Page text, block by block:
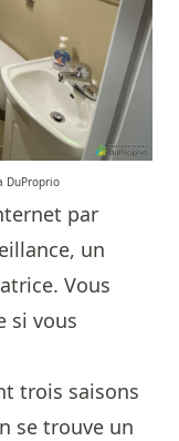
DuProprio
par
un
Vous
si vous
trois saisons
se trouve un